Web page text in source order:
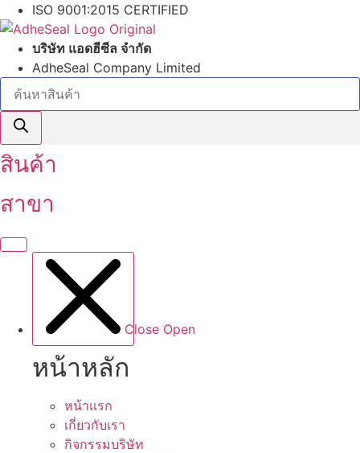
Skip
to
content
ISO 9001:2015 CERTIFIED
บริษัท แอดฮีซีล จำกัด
AdheSeal Company Limited
Products
search
สินค้า
สาขา
Close Open
หน้าหลัก
หน้าแรก
เกี่ยวกับเรา
กิจกรรมบริษัท